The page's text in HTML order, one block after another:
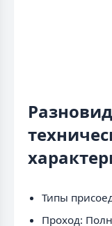
Типы
Проход: